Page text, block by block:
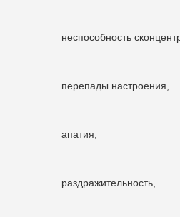
неспособность
перепады настроения,
апатия,
раздражительность,